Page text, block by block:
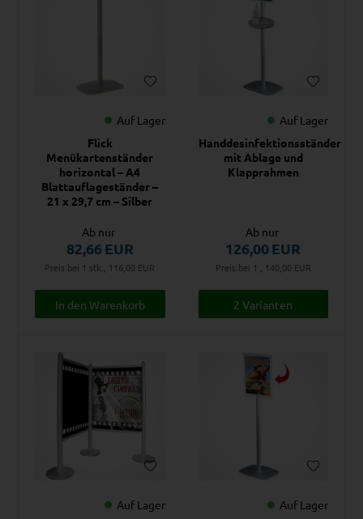
Auf Lager
Flick
Menükartenständer
horizontal – A4
Blattauflageständer –
21 x 29,7 cm – Silber
Ab nur
82,66EUR
Preis bei 1 stk., 116,00 EUR
Auf Lager
Handdesinfektionsständer
mit Ablage und
Klapprahmen
Ab nur
126,00EUR
Preis bei 1 , 140,00 EUR
2 Varianten
Auf Lager
Auf Lager